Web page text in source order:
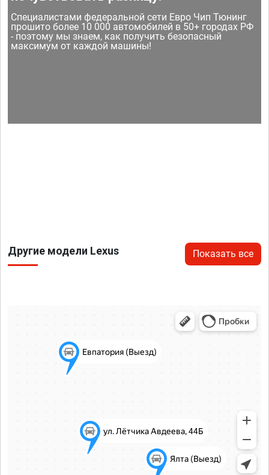
Специалистами федеральной сети Евро Чип Тюнинг
прошито более 10 000 автомобилей в 50+ городах РФ
- поэтому мы знаем, как получить безопасный
максимум от каждой машины!
Другие модели Lexus Показать все